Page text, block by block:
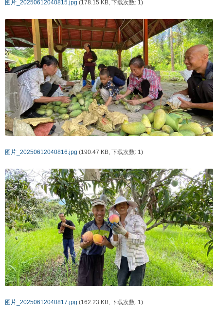
图片_20250612040815.jpg (178.15 KB, 下载次数: 1)
图片_20250612040816.jpg (190.47 KB, 下载次数: 1)
图片_20250612040817.jpg (162.23 KB, 下载次数: 1)